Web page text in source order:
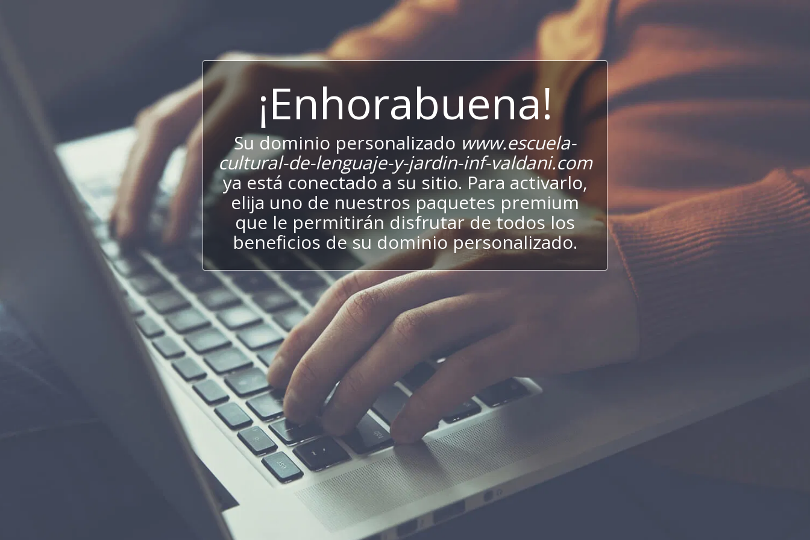
¡Enhorabuena!
Su dominio personalizado www.escuela-
cultural-de-lenguaje-y-jardin-inf-valdani.com
ya está conectado a su sitio. Para activarlo,
elija uno de nuestros paquetes premium
que le permitirán disfrutar de todos los
beneficios de su dominio personalizado.